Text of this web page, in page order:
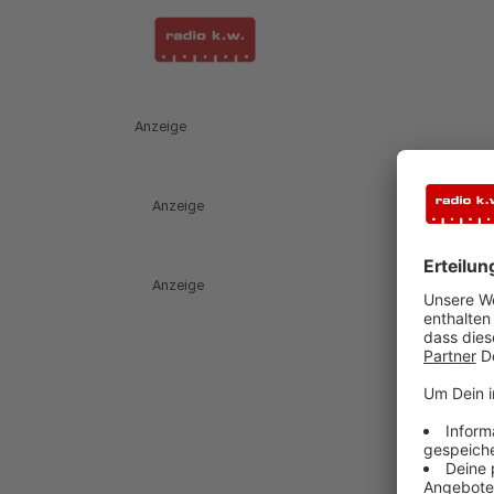
Anzeige
Anzeige
Anzeige